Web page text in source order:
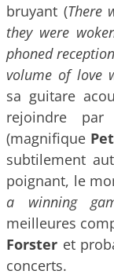
bruyant (There
they were
phoned
volume of love
sa guitare
rejoindre
(magnifique
subtilement
poignant, le
a winning
meilleures
Forster et
concerts.